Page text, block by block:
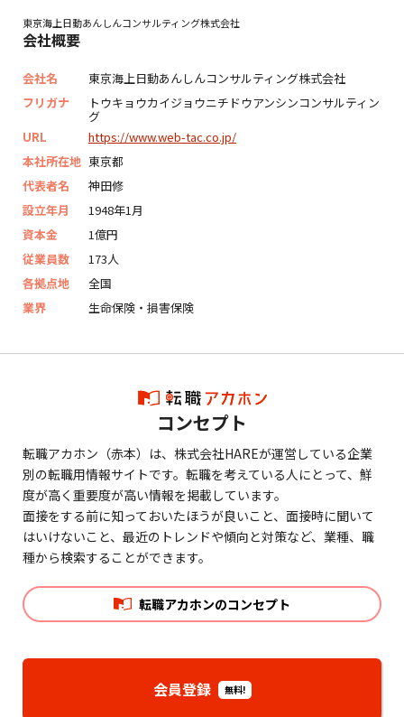
東京海上日動あんしんコンサルティング株式会社
会社概要
会社名
東京海上日動あんしんコンサルティング株式会社
フリガナ
トウキョウカイジョウニチドウアンシンコンサルティン
グ
URL
https://www.web-tac.co.jp/
本社所在地 東京都
代表者名
神田修
設立年月
1948年1月
資本金
1億円
従業員数
173人
各拠点地
全国
業界
生命保険・損害保険
コンセプト
転職アカホン（赤本）は、株式会社HAREが運営している企業
別の転職用情報サイトです。転職を考えている人にとって、鮮
度が高く重要度が高い情報を掲載しています。
面接をする前に知っておいたほうが良いこと、面接時に聞いて
はいけないこと、最近のトレンドや傾向と対策など、業種、職
種から検索することができます。
転職アカホンのコンセプト
会員登録 無料!